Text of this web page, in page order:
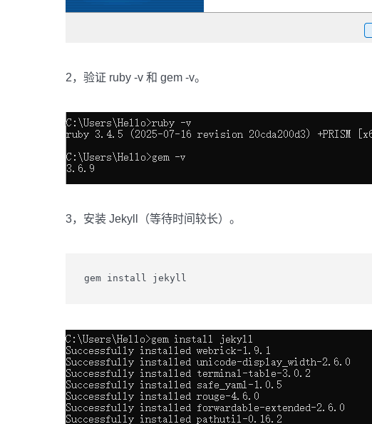
2，验证 ruby -v 和 gem -v。
3，安装 Jekyll（等待时间较长）。
gem install jekyll